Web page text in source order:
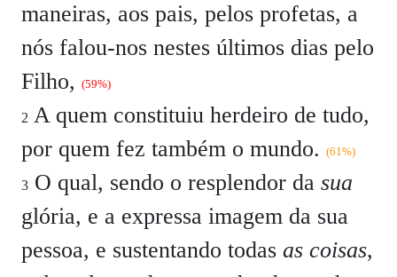
maneiras, aos pais, pelos profetas, a
nós falou-nos nestes últimos dias pelo
Filho, (59%)
2 A quem constituiu herdeiro de tudo,
por quem fez também o mundo. (61%)
3 O qual, sendo o resplendor da sua
glória, e a expressa imagem da sua
pessoa, e sustentando todas as coisas,